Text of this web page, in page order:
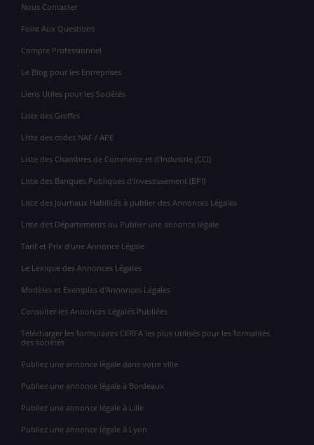
Nous Contacter
Foire Aux Questions
Compte Professionnel
Le Blog pour les Entreprises
Liens Utiles pour les Sociétés
Liste des Greffes
Liste des codes NAF / APE
Liste des Chambres de Commerce et d'Industrie (CCI)
Liste des Banques Publiques d'Investissement (BPI)
Liste des Journaux Habilités à publier des Annonces Légales
Liste des Départements ou Publier une annonce légale
Tarif et Prix d'une Annonce Légale
Le Lexique des Annonces Légales
Modèles et Exemples d'Annonces Légales
Consulter les Annonces Légales Publiées
Télécharger les formulaires CERFA les plus utilisés pour les formalités
des sociétés
Publiez une annonce légale dans votre ville
Publiez une annonce légale à Bordeaux
Publiez une annonce légale à Lille
Publiez une annonce légale à Lyon